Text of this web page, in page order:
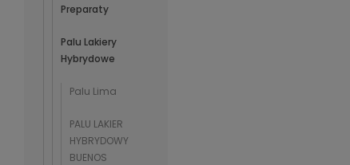
Preparaty
Palu Lakiery
Hybrydowe
Palu Lima
PALU LAKIER
HYBRYDOWY
BUENOS